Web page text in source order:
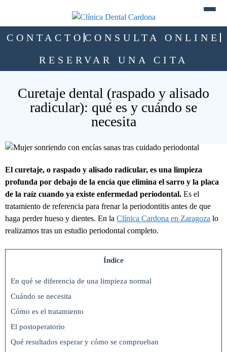
CONTACTO CONSULTA ONLINE
RESERVAR UNA CITA
Curetaje dental (raspado y alisado
radicular): qué es y cuándo se
necesita
El curetaje, o raspado y alisado radicular, es una limpieza
profunda por debajo de la encía que elimina el sarro y la placa
de la raíz cuando ya existe enfermedad periodontal. Es el
tratamiento de referencia para frenar la periodontitis antes de que
haga perder hueso y dientes. En la Clínica Cardona en Zaragoza lo
realizamos tras un estudio periodontal completo.
Índice
En qué se diferencia de una limpieza normal
Cuándo se necesita
Cómo es el tratamiento
El postoperatorio
Qué resultados esperar y cómo se comprueban